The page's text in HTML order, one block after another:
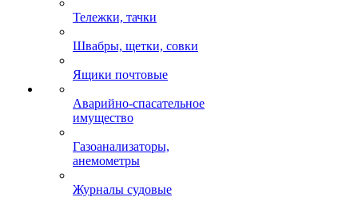
Тележки, тачки
Швабры, щетки, совки
Ящики почтовые
Аварийно-спасательное
имущество
Газоанализаторы,
анемометры
Журналы судовые